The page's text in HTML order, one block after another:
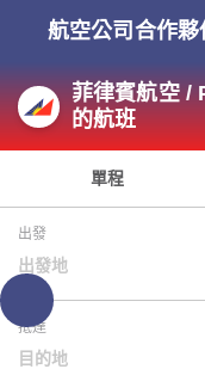
航空公司合作夥
菲律賓航空 /
的航班
單程
出發
出發地
抵達
目的地